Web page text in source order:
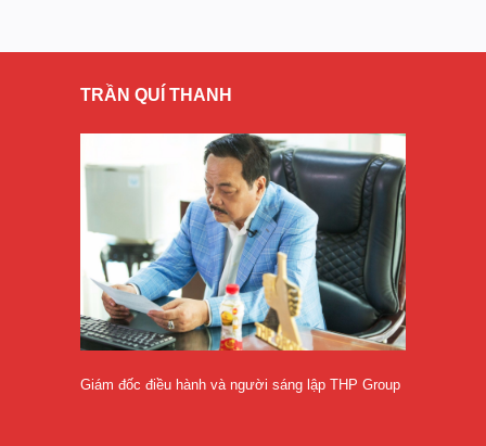
TRẦN QUÍ THANH
Giám đốc điều hành và người sáng lập THP Group